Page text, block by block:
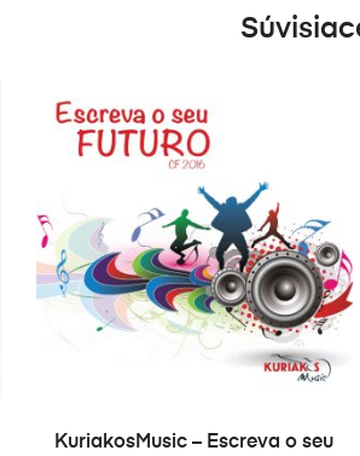
PRIDAŤ DO KOŠÍKA
KuriakosMusic – Escreva o seu